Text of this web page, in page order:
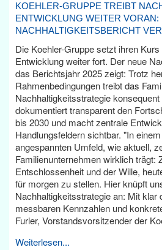
KOEHLER-GRUPPE TREIBT
ENTWICKLUNG WEITER VORAN:
NACHHALTIGKEITSBERICHT
Die Koehler-Gruppe setzt ihren
Entwicklung weiter fort. Der neue
das Berichtsjahr 2025 zeigt: Trotz
Rahmenbedingungen treibt das
Nachhaltigkeitsstrategie
dokumentiert transparent den
bis 2030 und macht zentrale
Handlungsfeldern sichtbar. "In
angespannten Umfeld, wie aktuell,
Familienunternehmen wirklich trägt:
Entschlossenheit und der Wille,
für morgen zu stellen. Hier knüpft
Nachhaltigkeitsstrategie an: Mit klar
messbaren Kennzahlen und
Furler, Vorstandsvorsitzender der
Weiterlesen...